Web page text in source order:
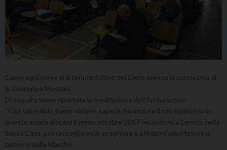
Come ogni mese si è tenuto il ritiro del Clero presso la parrocchia di
S. Giuseppe Moscati.
Di seguito viene riportata la meditazione dell’Arcivescovo:
“Cari sacerdoti, come voi ben sapete, ho iniziato il mio ministero in
questa amata diocesi il primo ottobre 2017 recandomi a Loreto, nella
Santa Casa, per raccogliermi in preghiera e affidarmi alla Madonna,
patrona delle Marche.